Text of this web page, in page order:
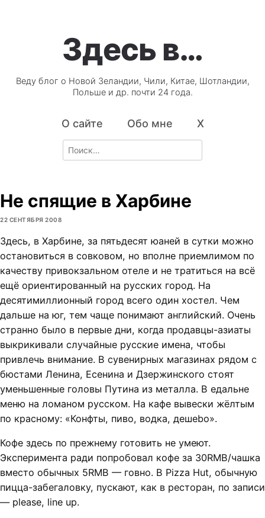
Здесь в…
Веду блог о Новой Зеландии, Чили, Китае, Шотландии,
Польше и др. почти 24 года.
О сайте Обо мне X
Search
for:
Не спящие в Харбине
22 СЕНТЯБРЯ 2008
Здесь, в Харбине, за пятьдесят юаней в сутки можно
остановиться в совковом, но вполне приемлимом по
качеству привокзальном отеле и не тратиться на всё
ещё ориентированный на русских город. На
десятимиллионный город всего один хостел. Чем
дальше на юг, тем чаще понимают английский. Очень
странно было в первые дни, когда продавцы-азиаты
выкрикивали случайные русские имена, чтобы
привлечь внимание. В сувенирных магазинах рядом с
бюстами Ленина, Есенина и Дзержинского стоят
уменьшенные головы Путина из металла. В едальне
меню на ломаном русском. На кафе вывески жёлтым
по красному: «Конфты, пиво, водка, дешеbо».
Кофе здесь по прежнему готовить не умеют.
Эксперимента ради попробовал кофе за 30RMB/чашка
вместо обычных 5RMB — говно. В Pizza Hut, обычную
пицца-забегаловку, пускают, как в ресторан, по записи
— please, line up.